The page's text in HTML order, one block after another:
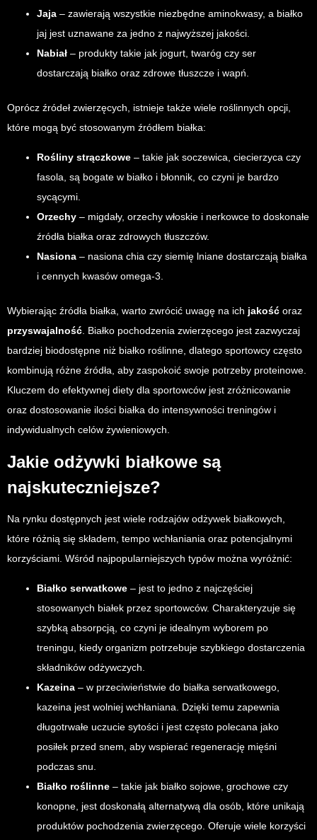
Jaja – zawierają wszystkie niezbędne aminokwasy, a białko
jaj jest uznawane za jedno z najwyższej jakości.
Nabiał – produkty takie jak jogurt, twaróg czy ser
dostarczają białko oraz zdrowe tłuszcze i wapń.
Oprócz źródeł zwierzęcych, istnieje także wiele roślinnych opcji,
które mogą być stosowanym źródłem białka:
Rośliny strączkowe – takie jak soczewica, ciecierzyca czy
fasola, są bogate w białko i błonnik, co czyni je bardzo
sycącymi.
Orzechy – migdały, orzechy włoskie i nerkowce to doskonałe
źródła białka oraz zdrowych tłuszczów.
Nasiona – nasiona chia czy siemię lniane dostarczają białka
i cennych kwasów omega-3.
Wybierając źródła białka, warto zwrócić uwagę na ich jakość oraz
przyswajalność . Białko pochodzenia zwierzęcego jest zazwyczaj
bardziej biodostępne niż białko roślinne, dlatego sportowcy często
kombinują różne źródła, aby zaspokoić swoje potrzeby proteinowe.
Kluczem do efektywnej diety dla sportowców jest zróżnicowanie
oraz dostosowanie ilości białka do intensywności treningów i
indywidualnych celów żywieniowych.
Jakie odżywki białkowe są
najskuteczniejsze?
Na rynku dostępnych jest wiele rodzajów odżywek białkowych,
które różnią się składem, tempo wchłaniania oraz potencjalnymi
korzyściami. Wśród najpopularniejszych typów można wyróżnić:
Białko serwatkowe – jest to jedno z najczęściej
stosowanych białek przez sportowców. Charakteryzuje się
szybką absorpcją, co czyni je idealnym wyborem po
treningu, kiedy organizm potrzebuje szybkiego dostarczenia
składników odżywczych.
Kazeina – w przeciwieństwie do białka serwatkowego,
kazeina jest wolniej wchłaniana. Dzięki temu zapewnia
długotrwałe uczucie sytości i jest często polecana jako
posiłek przed snem, aby wspierać regenerację mięśni
podczas snu.
Białko roślinne – takie jak białko sojowe, grochowe czy
konopne, jest doskonałą alternatywą dla osób, które unikają
produktów pochodzenia zwierzęcego. Oferuje wiele korzyści